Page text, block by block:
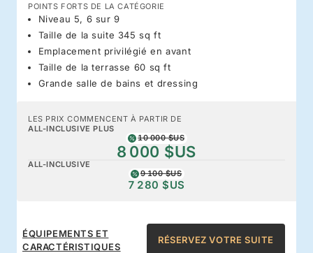
POINTS FORTS DE LA CATÉGORIE
Niveau 5, 6 sur 9
Taille de la suite 345 sq ft
Emplacement privilégié en avant
Taille de la terrasse 60 sq ft
Grande salle de bains et dressing
LES PRIX COMMENCENT À PARTIR DE
ALL-INCLUSIVE PLUS
10 000 $US
8 000 $US
ALL-INCLUSIVE
9 100 $US
7 280 $US
ÉQUIPEMENTS ET
CARACTÉRISTIQUES
RÉSERVEZ VOTRE SUITE